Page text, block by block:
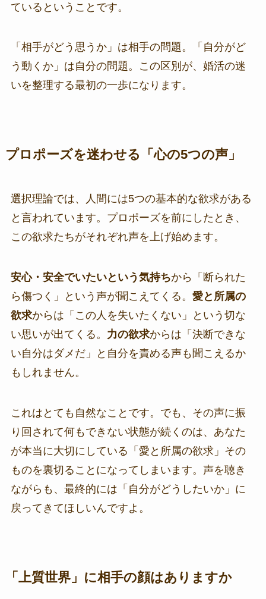
ているということです。
「相手がどう思うか」は相手の問題。「自分がど
う動くか」は自分の問題。この区別が、婚活の迷
いを整理する最初の一歩になります。
プロポーズを迷わせる「心の5つの声」
選択理論では、人間には5つの基本的な欲求がある
と言われています。プロポーズを前にしたとき、
この欲求たちがそれぞれ声を上げ始めます。
安心・安全でいたいという気持ちから「断られた
ら傷つく」という声が聞こえてくる。 愛と所属の
欲求からは「この人を失いたくない」という切な
い思いが出てくる。 力の欲求からは「決断できな
い自分はダメだ」と自分を責める声も聞こえるか
もしれません。
これはとても自然なことです。でも、その声に振
り回されて何もできない状態が続くのは、あなた
が本当に大切にしている「愛と所属の欲求」その
ものを裏切ることになってしまいます。声を聴き
ながらも、最終的には「自分がどうしたいか」に
戻ってきてほしいんですよ。
「上質世界」に相手の顔はありますか